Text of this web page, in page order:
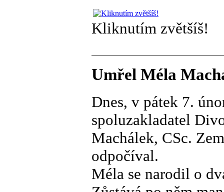
Kliknutím zvětšíš!
Umřel Méla
Dnes, v pátek 7.
spoluzakladatel
Machálek, CSc.
odpočíval.
Méla se narodil o